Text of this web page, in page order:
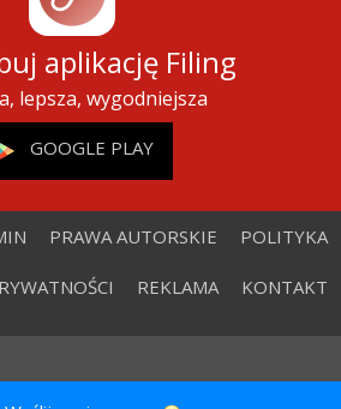
ABY PRZECZYTAĆ NASTĘPNY
ARTYKUŁ
aplikację Filing